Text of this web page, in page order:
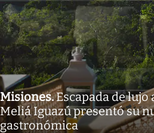
Misiones.Escapada de lujo
Meliá Iguazú presentó su
gastronómica